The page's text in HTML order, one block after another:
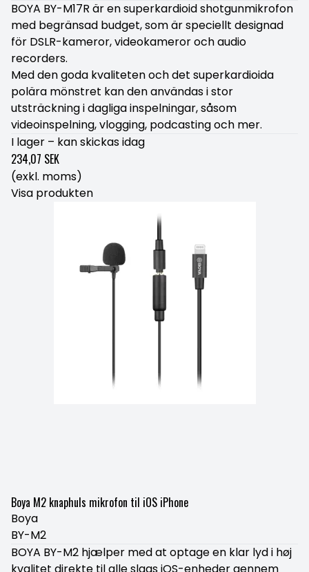
BOYA BY-M17R är en superkardioid shotgunmikrofon
med begränsad budget, som är speciellt designad
för DSLR-kameror, videokameror och audio
recorders.
Med den goda kvaliteten och det superkardioida
polära mönstret kan den användas i stor
utsträckning i dagliga inspelningar, såsom
videoinspelning, vlogging, podcasting och mer.
I lager – kan skickas idag
234,07 SEK
(exkl. moms)
Visa produkten
Boya M2 knaphuls mikrofon til iOS iPhone
Boya
BY-M2
BOYA BY-M2 hjælper med at optage en klar lyd i høj